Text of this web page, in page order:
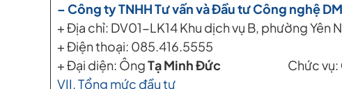
– Công ty TNHH Tư vấn và Đầu tư Công nghệ
+ Địa chỉ: DV01-LK14 Khu dịch vụ B, phường Yên
+ Điện thoại: 085.416.5555
+ Đại diện: ÔngTạ Minh Đức Chức vụ:
VII. Tổng mức đầu tư